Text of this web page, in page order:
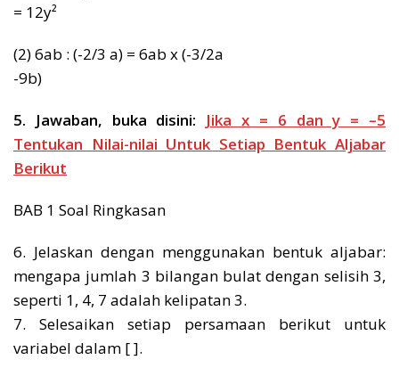
= 12y²
(2) 6ab : (-2/3 a) = 6ab x (-3/2a
-9b)
5. Jawaban, buka disini: Jika x = 6 dan y = –5
Tentukan Nilai-nilai Untuk Setiap Bentuk Aljabar
Berikut
BAB 1 Soal Ringkasan
6. Jelaskan dengan menggunakan bentuk aljabar:
mengapa jumlah 3 bilangan bulat dengan selisih 3,
seperti 1, 4, 7 adalah kelipatan 3.
7. Selesaikan setiap persamaan berikut untuk
variabel dalam [ ].